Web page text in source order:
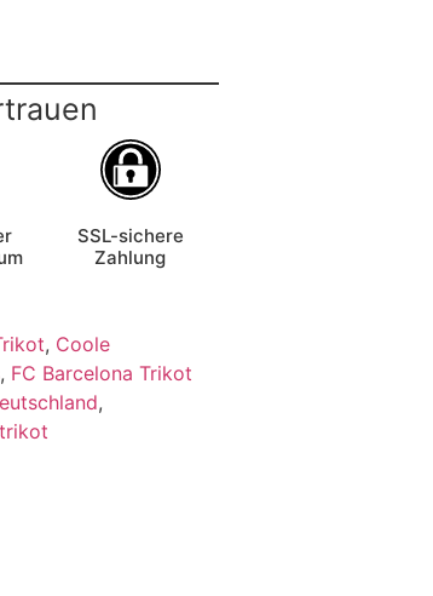
SSL-sichere
Zahlung
, Coole
, FC Barcelona Trikot
,